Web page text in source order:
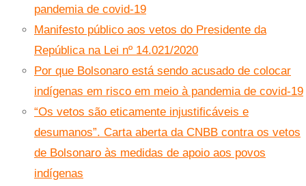
pandemia de covid-19
Manifesto público aos vetos do Presidente da
República na Lei nº 14.021/2020
Por que Bolsonaro está sendo acusado de colocar
indígenas em risco em meio à pandemia de covid-19
“Os vetos são eticamente injustificáveis e
desumanos”. Carta aberta da CNBB contra os vetos
de Bolsonaro às medidas de apoio aos povos
indígenas